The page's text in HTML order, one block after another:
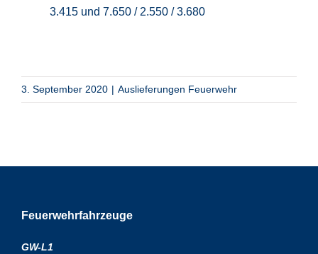
3.415 und 7.650 / 2.550 / 3.680
3. September 2020 | Auslieferungen Feuerwehr
Feuerwehrfahrzeuge
GW-L1